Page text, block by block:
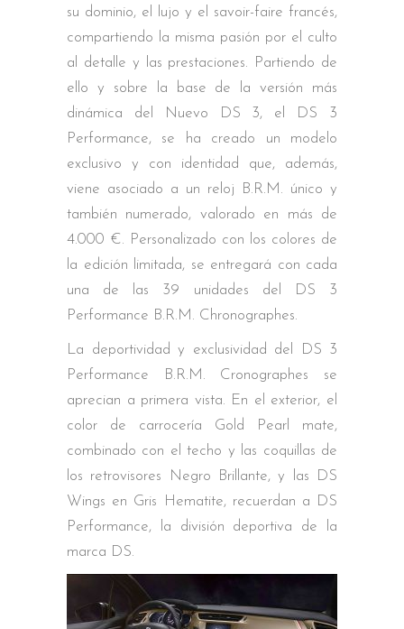
su dominio, el lujo y el savoir-faire francés,
compartiendo la misma pasión por el culto
al detalle y las prestaciones. Partiendo de
ello y sobre la base de la versión más
dinámica del Nuevo DS 3, el DS 3
Performance, se ha creado un modelo
exclusivo y con identidad que, además,
viene asociado a un reloj B.R.M. único y
también numerado, valorado en más de
4.000 €. Personalizado con los colores de
la edición limitada, se entregará con cada
una de las 39 unidades del DS 3
Performance B.R.M. Chronographes.
La deportividad y exclusividad del DS 3
Performance B.R.M. Cronographes se
aprecian a primera vista. En el exterior, el
color de carrocería Gold Pearl mate,
combinado con el techo y las coquillas de
los retrovisores Negro Brillante, y las DS
Wings en Gris Hematite, recuerdan a DS
Performance, la división deportiva de la
marca DS.